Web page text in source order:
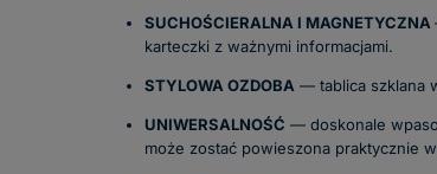
SUCHOŚCIERALNA I MAGNETYCZNA
karteczki z ważnymi informacjami.
STYLOWA OZDOBA — tablica szklana
UNIWERSALNOŚĆ — doskonale
może zostać powieszona praktycznie